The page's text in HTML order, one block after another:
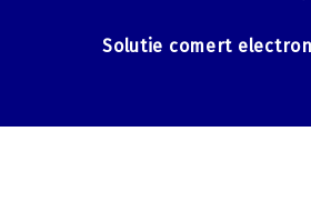
Solutie comert